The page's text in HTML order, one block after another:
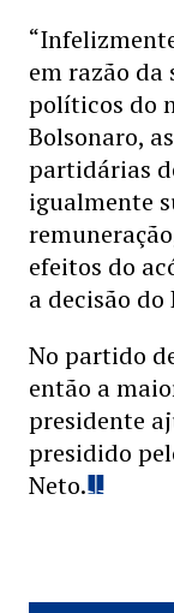
em razão da
políticos do
Bolsonaro,
partidárias
igualmente
efeitos do
a decisão do
No partido
então a
presidente
presidido
Neto.